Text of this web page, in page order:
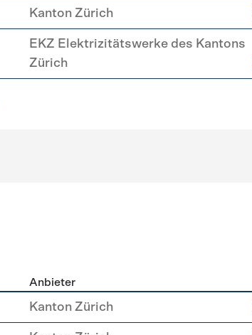
Kanton Zürich
EKZ Elektrizitätswerke des Kantons
Zürich
Anbieter
Kanton Zürich